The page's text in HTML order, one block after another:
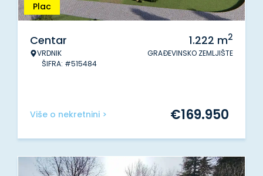
Plac
Centar
VRDNIK
ŠIFRA: #515484
1.222 m2
GRAĐEVINSKO ZEMLJIŠTE
Više o nekretnini > €169.950